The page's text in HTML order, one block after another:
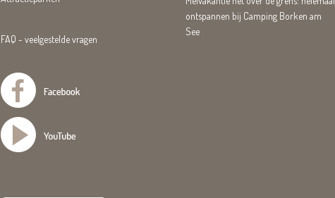
FAQ - veelgestelde vragen
ontspannen bij Camping Borken am
See